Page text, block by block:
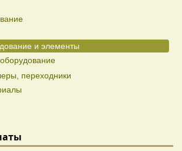
и элементы
переходники